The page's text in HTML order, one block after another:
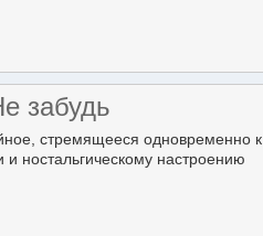
забудь
стремящееся одновременно к
и ностальгическому настроению